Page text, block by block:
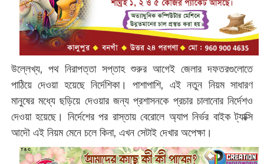
উল্লেখ্য, পথ নিরাপত্তা সপ্তাহ শুরুর আগেই জেলার দফতরগুলোতে
পাঠিয়ে দেওয়া হয়েছে নির্দেশিকা। পাশাপাশি, এই নতুন নিয়ম সাধারণ
মানুষের মধ্যে ছড়িয়ে দেওয়ার জন্য প্রশাসনকে প্রচার চালানোর নির্দেশও
দেওয়া হয়েছে। নির্দেশের পর রাস্তায় বেরোলে অ্যাপ নির্ভর বাইক ট্যাক্সি
আদৌ এই নিয়ম মেনে চলে কিনা, এখন সেটাই দেখার অপেক্ষা।‌